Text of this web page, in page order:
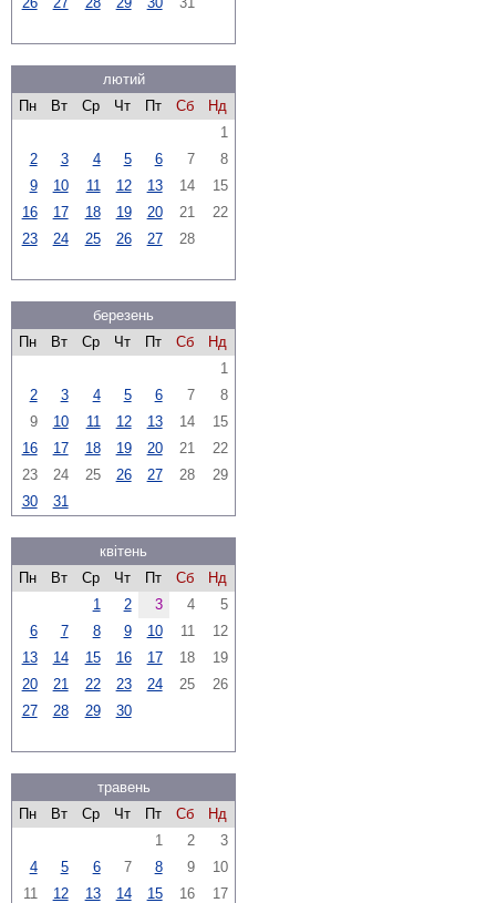
лютий
Пн
Вт Ср Чт Пт Сб
Нд
1
2
3 4 5 6 7
8
9
10 11 12 13 14
15
16
17 18 19 20 21
22
23
24 25 26 27 28
березень
Пн
Вт Ср Чт Пт Сб
Нд
1
2
3 4 5 6 7
8
9
10 11 12 13 14
15
16
17 18 19 20 21
22
23
24 25 26 27 28
29
30
31
квітень
Пн
Вт Ср Чт Пт Сб
Нд
1
2 3 4
5
6
7 8 9 10 11
12
13
14 15 16 17 18
19
20
21 22 23 24 25
26
27
28 29 30
травень
Пн
Вт Ср Чт Пт Сб
Нд
1
2
3
4
5 6 7 8 9
10
11
12 13 14 15 16
17